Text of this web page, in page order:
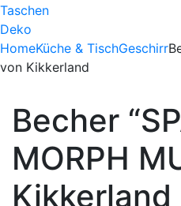
Taschen
Deko
HomeKüche & TischGeschirr
von Kikkerland
Becher
MORPH
Kikkerland